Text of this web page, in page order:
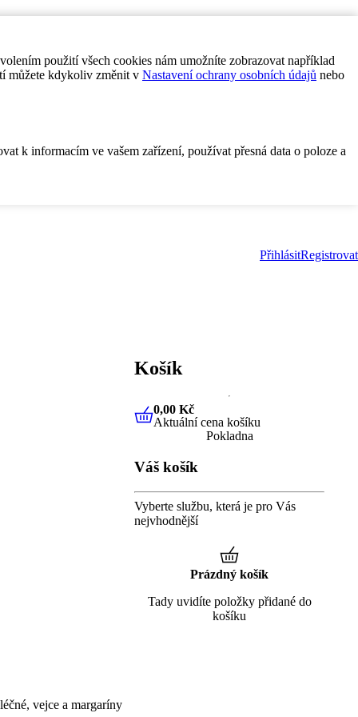
použití všech cookies nám umožníte zobrazovat například
můžete kdykoliv změnit v Nastavení ochrany osobních údajů nebo
k informacím ve vašem zařízení, používat přesná data o poloze a
PřihlásitRegistrovat
vejce a margaríny
Košík
0,00 KčAktuální cena košíku
0,00 Kč
Aktuální cena košíku
Pokladna
Váš košík
Vyberte službu, která je pro Vás
nejvhodnější
Prázdný košík
Tady uvidíte položky přidané do
košíku